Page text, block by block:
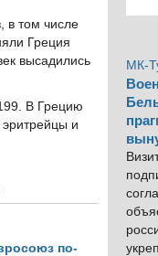
в том числе
Греция
высадились
В Грецию
и
МК-